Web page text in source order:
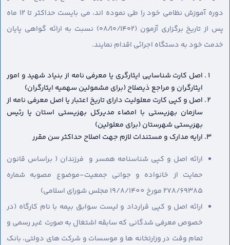
دوره آموزش نظامی خود را طی نموده اند، می بایست حداکثر تا ۱۲ ماه
پس از تاریخ برگزاری آزمون (۰۸/۱۰/۱۴۰۲) نسبت به ارائه گواهی پایان
خدمت خود به دستگاه اجرائی اقدام نمایند.
اصل کارت شناسایی ایثارگری یا معرفی نامه از بنیاد شهید و امور
ایثارگران و مراجع ذیصلاح (برای مشمولین سهمیه ایثارگران)
اصل و کپی کارت معلولیت دارای تاریخ اعتبار یا اصل معرفی نامه از
سازمان بهزیستی با امضاء مدیرکل بهزیستی استان یا رئیس
بهزیستی شهرستان (برای معلولین)
ارایه مدارک و مستندات لازم جهت اصلاح حداکثر سن مقرر
ارائه اصل و کپی شناسنامه همسر و فرزندان ( براساس قانون
حمایت از خانواده و جوانی جمعیت-موضوع مصوبه شماره
278/69385 مورخ 19/8/1400 مجلس شورای اسلامی)
ارائه اصل و کپی قرارداد و لیست سوابق بیمه با نام کارگاه (در
خصوص معرفی شدگانی که سابقه اشتغال به صورت غیر رسمی و
تمام وقت در وزارتخانه ها و موسسات و شرکت های دولتی، بانک